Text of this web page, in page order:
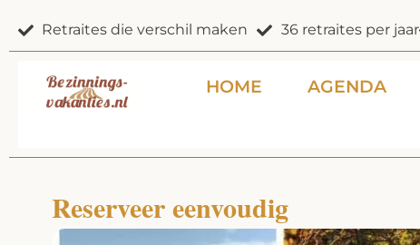
naar
de
inhoud
Retraites die verschil maken 36 retraites per jaar
HOME AGENDA
Reserveer eenvoudig